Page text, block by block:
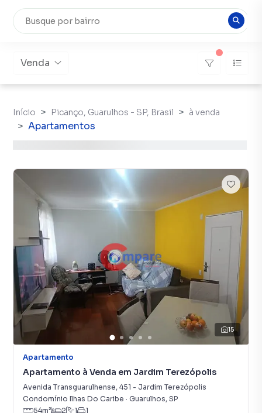
Venda
Início Picanço, Guarulhos - SP, Brasil à venda
Apartamentos
15
Apartamento
Apartamento à Venda em Jardim Terezópolis
Avenida Transguarulhense, 451 - Jardim Terezópolis
Condomínio Ilhas Do Caribe · Guarulhos, SP
54m² 2 1 1